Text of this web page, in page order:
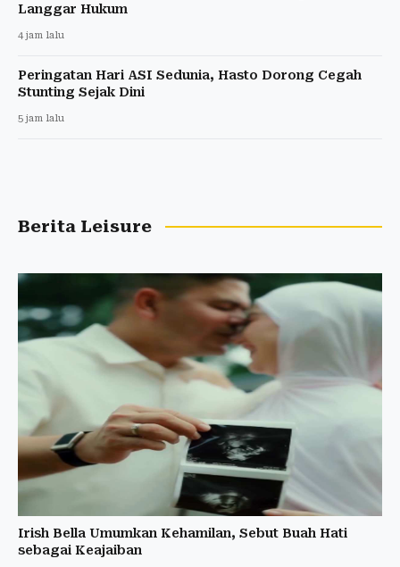
Langgar Hukum
4 jam lalu
Peringatan Hari ASI Sedunia, Hasto Dorong Cegah
Stunting Sejak Dini
5 jam lalu
Berita Leisure
Irish Bella Umumkan Kehamilan, Sebut Buah Hati
sebagai Keajaiban